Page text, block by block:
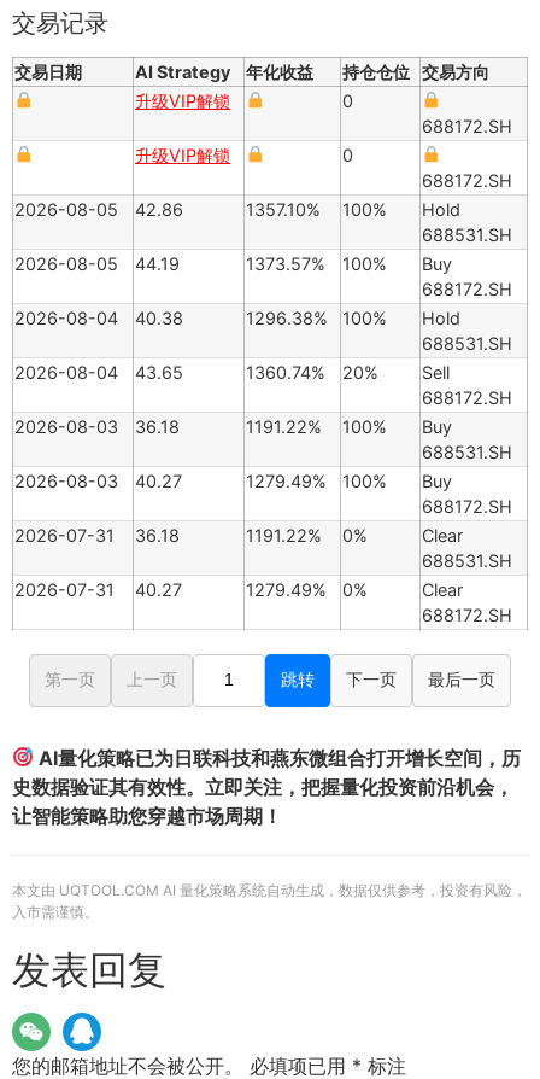
交易记录
交易日期 AI Strategy 年化收益 持仓仓位 交易方向
升级VIP解锁
0
688172.SH
升级VIP解锁
0
688172.SH
2026-08-05
42.86 1357.10% 100%
Hold
688531.SH
2026-08-05
44.19 1373.57% 100%
Buy
688172.SH
2026-08-04
40.38 1296.38% 100%
Hold
688531.SH
2026-08-04
43.65 1360.74% 20%
Sell
688172.SH
2026-08-03
36.18 1191.22% 100%
Buy
688531.SH
2026-08-03
40.27 1279.49% 100%
Buy
688172.SH
2026-07-31
36.18 1191.22% 0%
Clear
688531.SH
2026-07-31
40.27 1279.49% 0%
Clear
688172.SH
第一页 上一页 跳转 下一页 最后一页
AI量化策略已为日联科技和燕东微组合打开增长空间，历
史数据验证其有效性。立即关注，把握量化投资前沿机会，
让智能策略助您穿越市场周期！
本文由 UQTOOL.COM AI 量化策略系统自动生成，数据仅供参考，投资有风险，
入市需谨慎。
发表回复
您的邮箱地址不会被公开。 必填项已用 * 标注